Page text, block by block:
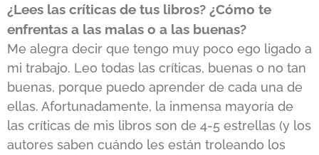
¿Lees las críticas de tus libros? ¿Cómo te
enfrentas a las malas o a las buenas?
Me alegra decir que tengo muy poco ego ligado a
mi trabajo. Leo todas las críticas, buenas o no tan
buenas, porque puedo aprender de cada una de
ellas. Afortunadamente, la inmensa mayoría de
las críticas de mis libros son de 4-5 estrellas (y los
autores saben cuándo les están troleando los